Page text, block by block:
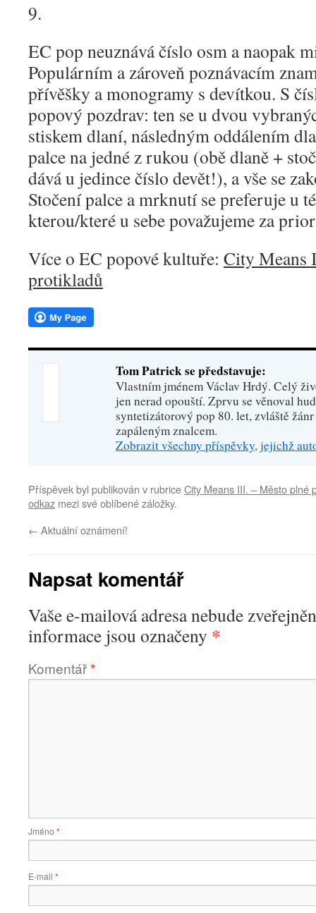
9.
EC pop neuznává číslo osm a naopak
Populárním a zároveň poznávacím
přívěšky a monogramy s devítkou. S
popový pozdrav: ten se u dvou
stiskem dlaní, následným oddálením
palce na jedné z rukou (obě dlaně +
dává u jedince číslo devět!), a vše se
Stočení palce a mrknutí se preferuje u
kterou/které u sebe považujeme za
Více o EC popové kultuře: City Means
protikladů
Tom Patrick se představuje:
Vlastním jménem Václav Hrdý. Celý
jen nerad opouští. Zprvu se věnoval
syntetizátorový pop 80. let, zvláště
zapáleným znalcem.
Zobrazit všechny příspěvky, jejichž
Příspěvek byl publikován v rubriceCity Means III. – Město plné
odkaz mezi své oblíbené záložky.
← Aktuální oznámení!
Napsat komentář
Vaše e-mailová adresa nebude
informace jsou označeny *
Komentář*
Jméno *
E-mail *